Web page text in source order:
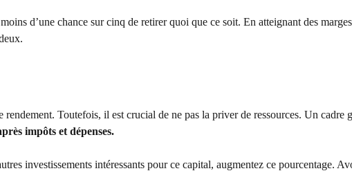
d’une chance sur cinq de retirer quoi que ce soit. En atteignant des
Toutefois, il est crucial de ne pas la priver de ressources. Un cadre
impôts et dépenses.
investissements intéressants pour ce capital, augmentez ce pourcentage.